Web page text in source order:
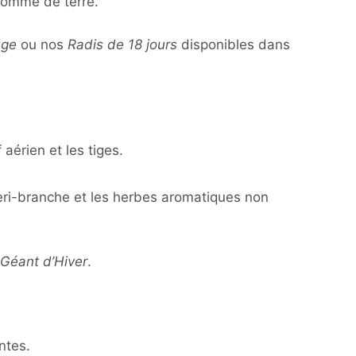
ou nos Radis de 18 jours disponibles dans
aérien et les tiges.
branche et les herbes aromatiques non
d’Hiver.